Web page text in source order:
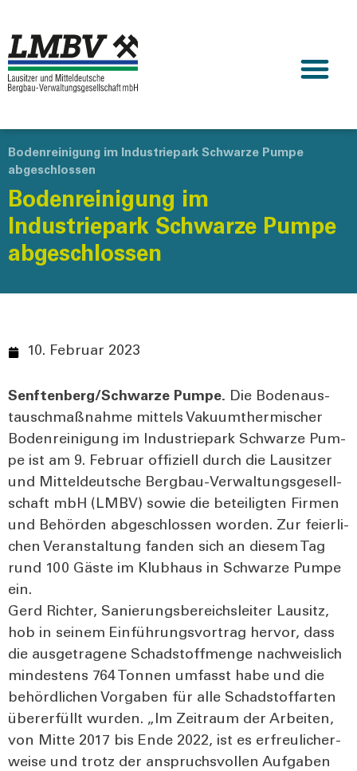
Bodenreinigung im Industriepark Schwarze Pumpe
abgeschlossen
Bodenreinigung im
Industriepark Schwarze Pumpe
abgeschlossen
10. Februar 2023
Senftenberg/Schwarze Pum­pe. Die Boden­aus­
tausch­maß­nah­me mit­tels Vaku­um­ther­mi­scher
Boden­rei­ni­gung im Indus­trie­park Schwar­ze Pum­
pe ist am 9. Febru­ar offi­zi­ell durch die Lau­sit­zer
und Mit­tel­deut­sche Berg­bau-Ver­wal­tungs­ge­sell­
schaft mbH (LMBV) sowie die betei­lig­ten Fir­men
und Behör­den abge­schlos­sen wor­den. Zur fei­er­li­
chen Ver­an­stal­tung fan­den sich an die­sem Tag
rund 100 Gäs­te im Klub­haus in Schwar­ze Pum­pe
ein.
Gerd Rich­ter, Sanie­rungs­be­reichs­lei­ter Lau­sitz,
hob in sei­nem Ein­füh­rungs­vor­trag her­vor, dass
die aus­ge­tra­ge­ne Schad­stoff­men­ge nach­weis­lich
min­des­tens 764 Ton­nen umfasst habe und die
behörd­li­chen Vor­ga­ben für alle Schad­stoff­ar­ten
über­erfüllt wur­den. „Im Zeit­raum der Arbei­ten,
von Mit­te 2017 bis Ende 2022, ist es erfreu­li­cher­
wei­se und trotz der anspruchs­vol­len Auf­ga­ben